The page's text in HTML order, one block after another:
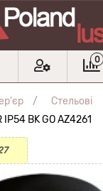
0
Стельові
IP54 BK GO AZ4261